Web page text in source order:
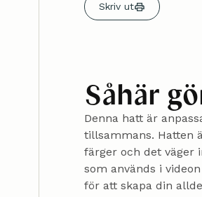
Skriv ut
Såhär
Denna hatt är
tillsammans. Hatten
färger och det väger
som används i
för att skapa din